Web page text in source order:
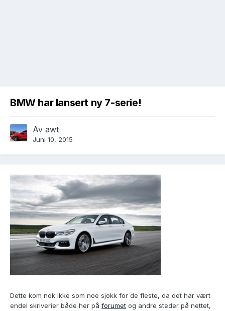
BMW har lansert ny 7-serie!
Av awt
Juni 10, 2015
Dette kom nok ikke som noe sjokk for de fleste, da det har vært
endel skriverier både her på forumet og andre steder på nettet,